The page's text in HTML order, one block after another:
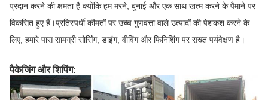
प्रदान करने की क्षमता है क्योंकि हम मरने, बुनाई और एक साथ खत्म करने के पैमाने पर
विकसित हुए हैं।प्रतिस्पर्धी कीमतों पर उच्च गुणवत्ता वाले उत्पादों की पेशकश करने के
लिए, हमारे पास सामग्री सोर्सिंग, डाइंग, वीविंग और फिनिशिंग पर सख्त पर्यवेक्षण है।
पैकेजिंग और शिपिंग: